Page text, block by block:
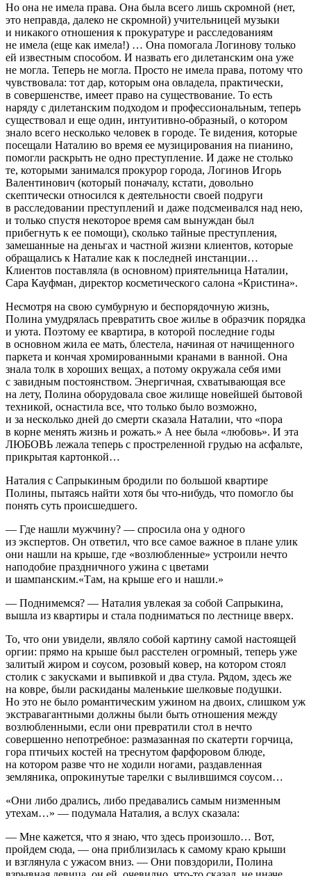
Но она не имела права. Она была всего лишь скромной (нет,
это неправда, далеко не скромной) учительницей музыки
и никакого отношения к прокуратуре и расследованиям
не имела (еще как имела!) … Она помогала Логинову только
ей известным способом. И назвать его дилетанским она уже
не могла. Теперь не могла. Просто не имела права, потому что
чувствовала: тот дар, которым она овладела, практически,
в совершенстве, имеет право на существование. То есть
наряду с дилетанским подходом и профессиональным, теперь
существовал и еще один, интуитивно-образный, о котором
знало всего несколько человек в городе. Те видения, которые
посещали Наталию во время ее музицирования на пианино,
помогли раскрыть не одно преступление. И даже не столько
те, которыми занимался прокурор города, Логинов Игорь
Валентинович (который поначалу, кстати, довольно
скептически относился к деятельности своей подруги
в расследовании преступлений и даже подсмеивался над нею,
и только спустя некоторое время сам вынуждан был
прибегнуть к ее помощи), сколько тайные преступления,
замешанные на деньгах и частной жизни клиентов, которые
обращались к Наталие как к последней инстанции…
Клиентов поставляла (в основном) приятельница Наталии,
Сара Кауфман, директор косметического салона «Кристина».
Несмотря на свою сумбурную и беспорядочную жизнь,
Полина умудрялась превратить свое жилье в образчик порядка
и уюта. Поэтому ее квартира, в которой последние годы
в основном жила ее мать, блестела, начиная от начищенного
паркета и кончая хромированными кранами в ванной. Она
знала толк в хороших вещах, а потому окружала себя ими
с завидным постоянством. Энергичная, схватывающая все
на лету, Полина оборудовала свое жилище новейшей бытовой
техникой, оснастила все, что только было возможно,
и за несколько дней до смерти сказала Наталии, что «пора
в корне менять жизнь и рожать.» А нее была «любовь». И эта
ЛЮБОВЬ лежала теперь с простреленной грудью на асфальте,
прикрытая картонкой…
Наталия с Сапрыкиным бродили по большой квартире
Полины, пытаясь найти хотя бы что-нибудь, что помогло бы
понять суть происшедшего.
— Где нашли мужчину? — спросила она у одного
из экспертов. Он ответил, что все самое важное в плане улик
они нашли на крыше, где «возлюбленные» устроили нечто
наподобие праздничного ужина с цветами
и шампанским.«Там, на крыше его и нашли.»
— Поднимемся? — Наталия увлекая за собой Сапрыкина,
вышла из квартиры и стала подниматься по лестнице вверх.
То, что они увидели, являло собой картину самой настоящей
оргии: прямо на крыше был расстелен огромный, теперь уже
залитый жиром и соусом, розовый ковер, на котором стоял
столик с закусками и выпивкой и два стула. Рядом, здесь же
на ковре, были раскиданы маленькие шелковые подушки.
Но это не было романтическим ужином на двоих, слишком уж
экстравагантными должны были быть отношения между
возлюбленными, если они превратили стол в нечто
совершенно непотребное: размазанная по скатерти горчица,
гора птичьих костей на треснутом фарфоровом блюде,
на котором разве что не ходили ногами, раздавленная
земляника, опрокинутые тарелки с вылившимся соусом…
«Они либо дрались, либо предавались самым низменным
утехам…» — подумала Наталия, а вслух сказала:
— Мне кажется, что я знаю, что здесь произошло… Вот,
пройдем сюда, — она приблизилась к самому краю крыши
и взглянула с ужасом вниз. — Они повздорили, Полина